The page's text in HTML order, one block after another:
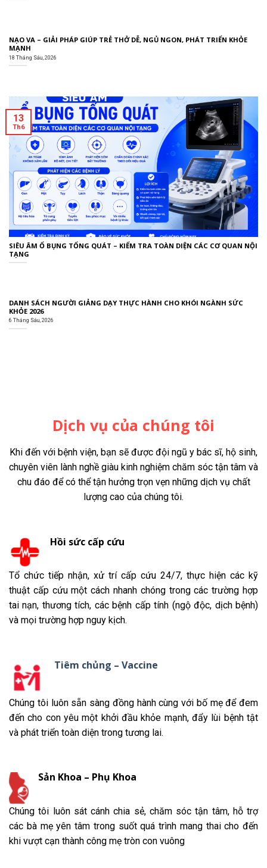
NẠO VA – GIẢI PHÁP GIÚP TRẺ THỞ DỄ, NGỦ NGON, PHÁT TRIỂN KHỎE
MẠNH
18 Tháng Sáu, 2026
SIÊU ÂM Ổ BỤNG TỔNG QUÁT – KIỂM TRA TOÀN DIỆN CÁC CƠ QUAN NỘI
TẠNG
13
Th6
DANH SÁCH NGƯỜI GIẢNG DẠY THỰC HÀNH CHO KHÓI NGÀNH SỨC
KHỎE 2026
6 Tháng Sáu, 2026
Dịch vụ của chúng tôi
Khi đến với bệnh viện, bạn sẽ được đội ngũ y bác sĩ, hộ sinh,
chuyên viên lành nghề giàu kinh nghiệm chăm sóc tận tâm và
chu đáo để có thể tận hưởng trọn vẹn những dịch vụ chất
lượng cao của chúng tôi.
Hồi sức cấp cứu
Tổ chức tiếp nhận, xử trí cấp cứu 24/7, thực hiện các kỹ
thuật cấp cứu một cách nhanh chóng trong các trường hợp
tai nạn, thương tích, các bệnh cấp tính (ngộ độc, dịch bệnh)
và mọi trường hợp nguy kịch.
Tiêm chủng – Vaccine
Chúng tôi luôn sẵn sàng đồng hành cùng với bố mẹ để đem
đến cho con yêu một khởi đầu khỏe mạnh, đẩy lùi bệnh tật
và phát triển toàn diện trong tương lai.
Sản Khoa – Phụ Khoa
Chúng tôi luôn sát cánh chia sẻ, chăm sóc tận tâm, hỗ trợ
các bà mẹ yên tâm trong suốt quá trình mang thai cho đến
khi vượt cạn thành công mẹ tròn con vuông